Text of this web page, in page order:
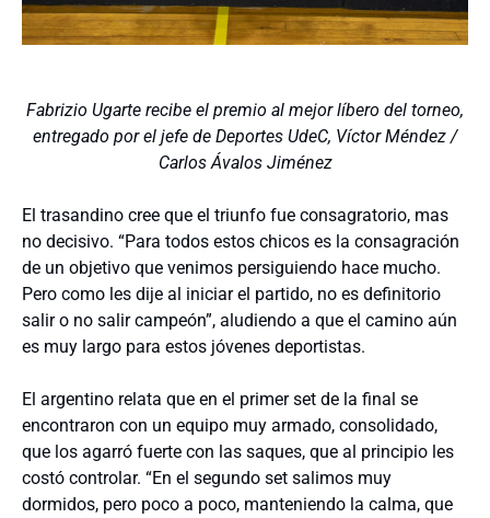
Fabrizio Ugarte recibe el premio al mejor líbero del torneo,
entregado por el jefe de Deportes UdeC, Víctor Méndez /
Carlos Ávalos Jiménez
El trasandino cree que el triunfo fue consagratorio, mas
no decisivo. “Para todos estos chicos es la consagración
de un objetivo que venimos persiguiendo hace mucho.
Pero como les dije al iniciar el partido, no es definitorio
salir o no salir campeón”, aludiendo a que el camino aún
es muy largo para estos jóvenes deportistas.
El argentino relata que en el primer set de la final se
encontraron con un equipo muy armado, consolidado,
que los agarró fuerte con las saques, que al principio les
costó controlar. “En el segundo set salimos muy
dormidos, pero poco a poco, manteniendo la calma, que